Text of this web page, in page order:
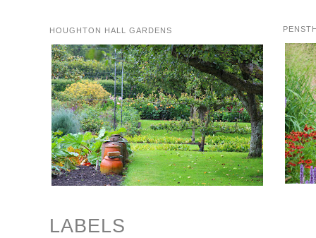
HOUGHTON HALL GARDENS
LABELS